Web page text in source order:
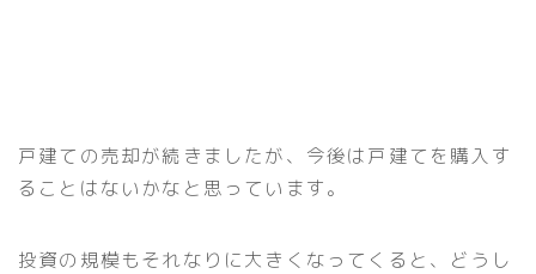
戸建ての売却が続きましたが、今後は戸建てを購入す
ることはないかなと思っています。
投資の規模もそれなりに大きくなってくると、どうし